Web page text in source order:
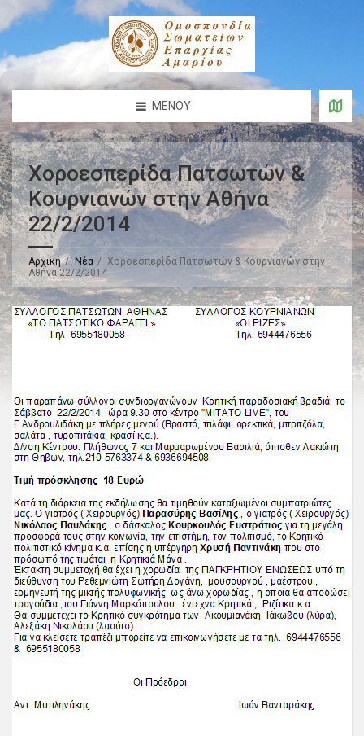
ΜΕΝΟΎ
Χοροεσπερίδα Πατσωτών &
Κουρνιανών στην Αθήνα
22/2/2014
Αρχική Νέα
Χοροεσπερίδα Πατσωτών & Κουρνιανών στην
Αθήνα 22/2/2014